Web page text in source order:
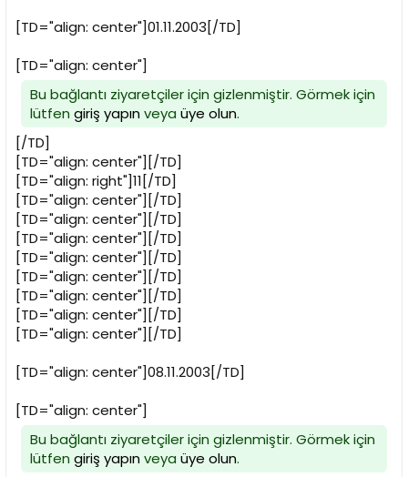
[TD="align: center"]01.11.2003[/TD]
[TD="align: center"]
Bu bağlantı ziyaretçiler için gizlenmiştir. Görmek için
lütfen giriş yapınveya üye olun.
[/TD]
[TD="align: center"][/TD]
[TD="align: right"]11[/TD]
[TD="align: center"][/TD]
[TD="align: center"][/TD]
[TD="align: center"][/TD]
[TD="align: center"][/TD]
[TD="align: center"][/TD]
[TD="align: center"][/TD]
[TD="align: center"][/TD]
[TD="align: center"][/TD]
[TD="align: center"]08.11.2003[/TD]
[TD="align: center"]
Bu bağlantı ziyaretçiler için gizlenmiştir. Görmek için
lütfen giriş yapınveya üye olun.